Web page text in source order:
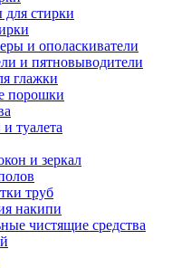
для стирки
и ополаскиватели
и пятновыводители
глажки
порошки
туалета
и зеркал
труб
накипи
чистящие средства